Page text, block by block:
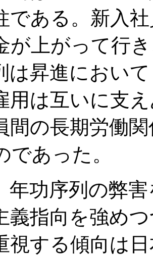
である。新入
が上がって行
は昇進におい
用は互いに支
間の長期労働
であった。
年功序列の弊
義指向を強め
視する傾向は